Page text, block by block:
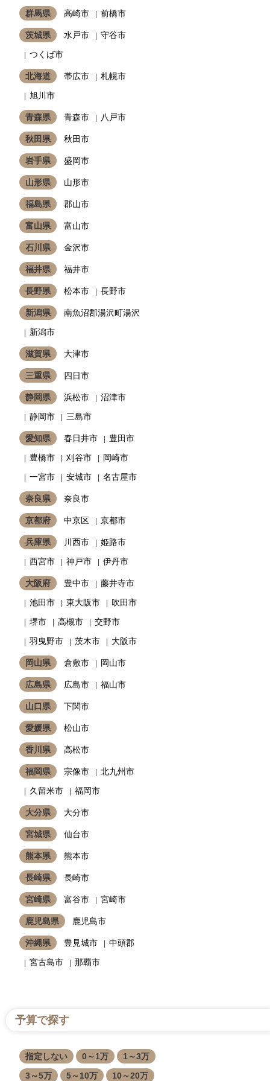
群馬県 高崎市 前橋市
茨城県 水戸市
守谷市
つくば市
北海道 帯広市
札幌市
旭川市
青森県 青森市 八戸市
秋田県 秋田市
岩手県 盛岡市
山形県 山形市
福島県 郡山市
富山県 富山市
石川県 金沢市
福井県 福井市
長野県 松本市 長野市
新潟県
南魚沼郡湯沢町湯沢
新潟市
滋賀県 大津市
三重県 四日市
静岡県 浜松市
沼津市
静岡市
三島市
愛知県 春日井市
豊田市
豊橋市
刈谷市
岡崎市
一宮市
安城市 名古屋市
奈良県 奈良市
京都府 中京区 京都市
兵庫県 川西市
姫路市
西宮市
神戸市 伊丹市
大阪府 豊中市
藤井寺市
池田市
東大阪市
吹田市
堺市
高槻市
交野市
羽曳野市
茨木市 大阪市
岡山県 倉敷市 岡山市
広島県 広島市 福山市
山口県 下関市
愛媛県 松山市
香川県 高松市
福岡県 宗像市
北九州市
久留米市
福岡市
大分県 大分市
宮城県 仙台市
熊本県 熊本市
長崎県 長崎市
宮崎県 富谷市 宮崎市
鹿児島県 鹿児島市
沖縄県 豊見城市
中頭郡
宮古島市
那覇市
予算で探す
指定しない 0～1万
1～3万
3～5万
5～10万
10～20万